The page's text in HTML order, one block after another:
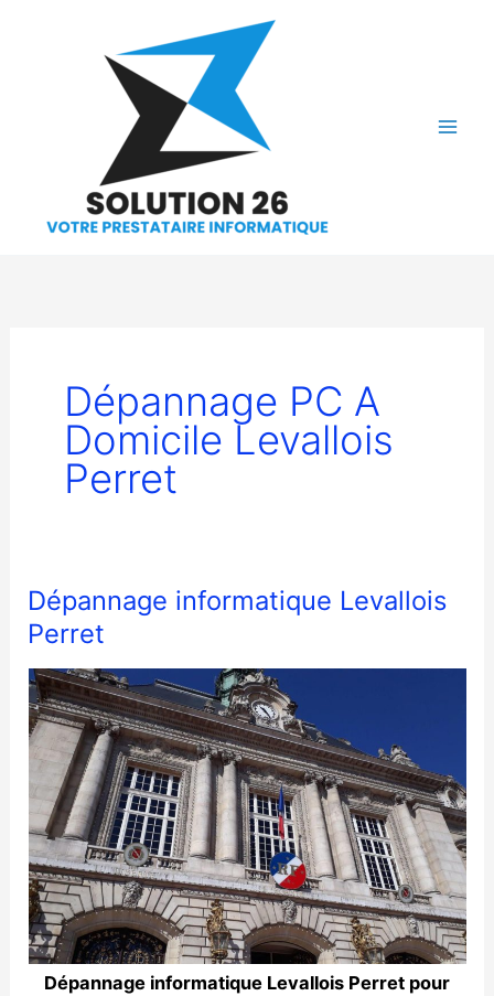
Dépannage PC A
Domicile Levallois
Perret
Dépannage informatique Levallois
Perret
Dépannage informatique Levallois Perret pour